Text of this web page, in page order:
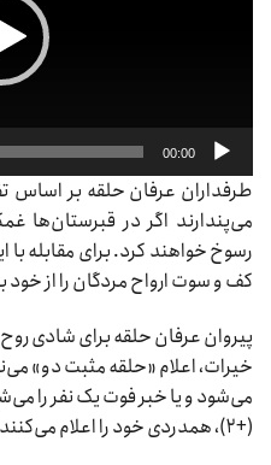
00:00
طرفداران عرفان حلقه بر اساس
می‌پندارند اگر در قبرستان‌ها
رسوخ خواهند کرد. برای مقابله
کف و سوت ارواح مردگان را از خود
پیروان عرفان حلقه برای شادی
خیرات، اعلام «حلقه مثبت دو»
می‌شود و یا خبر فوت یک نفر را
(+۲)، همدردی خود را اعلام می‌کنند!